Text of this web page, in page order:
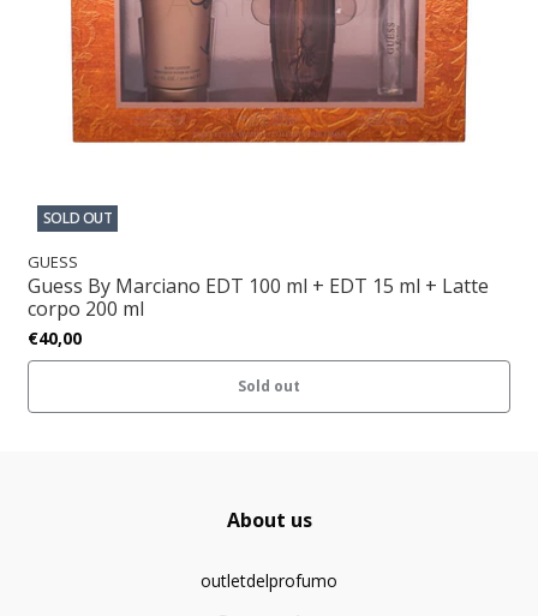
SOLD OUT
GUESS
Guess By Marciano EDT 100 ml + EDT 15 ml + Latte
corpo 200 ml
€40,00
Sold out
About us
outletdelprofumo